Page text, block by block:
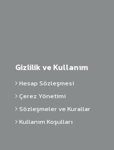
Gizlilik ve Kullanım
Hesap Sözleşmesi
Çerez Yönetimi
Sözleşmeler ve Kurallar
Kullanım Koşulları